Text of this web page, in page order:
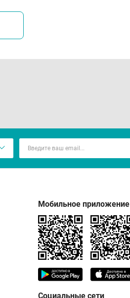
Мобильное приложение
Социальные сети